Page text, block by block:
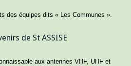
des équipes dits « Les Communes ».
aux antennes VHF, UHF et